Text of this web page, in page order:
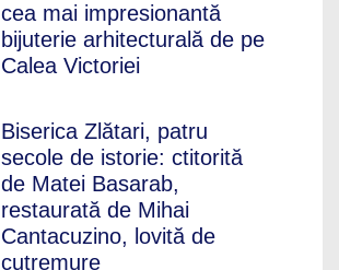
cea mai impresionantă
bijuterie arhitecturală de pe
Calea Victoriei
Biserica Zlătari, patru
secole de istorie: ctitorită
de Matei Basarab,
restaurată de Mihai
Cantacuzino, lovită de
cutremure